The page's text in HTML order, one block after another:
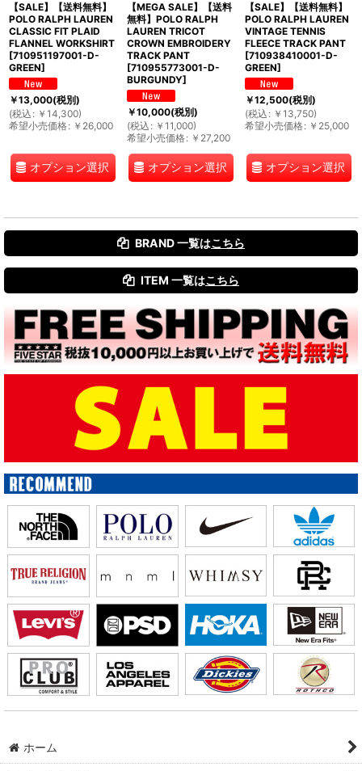
【SALE】【送料無料】
POLO RALPH LAUREN
CLASSIC FIT PLAID
FLANNEL WORKSHIRT
[710951197001-D-
GREEN]
￥13,000(税別)
(税込 : ￥ 14,300)
希望小売価格: ￥ 26,000
オプション選択
【MEGA SALE】【送料
無料】POLO RALPH
LAUREN TRICOT
CROWN EMBROIDERY
TRACK PANT
[710955773001-D-
BURGUNDY]
￥10,000(税別)
(税込 : ￥ 11,000)
希望小売価格: ￥ 27,200
オプション選択
【SALE】【送料無料】
POLO RALPH LAUREN
VINTAGE TENNIS
FLEECE TRACK PANT
[710938410001-D-
GREEN]
￥12,500(税別)
(税込 : ￥ 13,750)
希望小売価格: ￥ 25,000
オプション選択
BRAND 一覧はこちら
ITEM 一覧はこちら
ホーム